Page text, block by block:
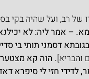
רב, ועל שהיה בקי
– אמר ליה: לא
דסמני תותי בי
והבריא]. הוה קא
חזי לי סיפרא